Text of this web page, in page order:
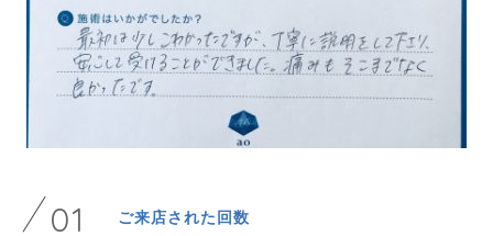
01 ご来店された回数